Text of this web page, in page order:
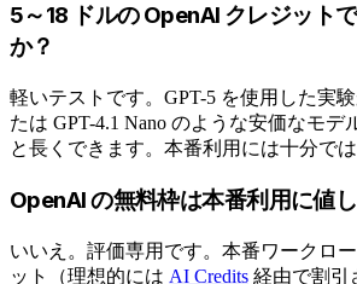
5～18 ドルの OpenAI クレジット
か？
軽いテストです。GPT-5 を使用した実
たは GPT-4.1 Nano のような安価なモデ
と長くできます。本番利用には十分では
OpenAI の無料枠は本番利用に値
いいえ。評価専用です。本番ワークロ
ット（理想的には AI Credits 経由で割引